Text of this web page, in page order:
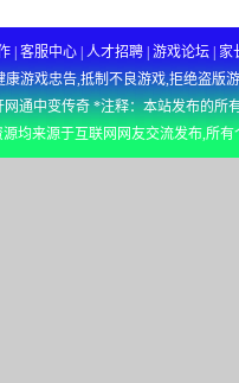
| 客服中心 | 人才招聘 | 游戏论坛 |
游戏忠告,抵制不良游戏,拒绝盗版
网通中变传奇*注释：本站发布的所
均来源于互联网网友交流发布,所